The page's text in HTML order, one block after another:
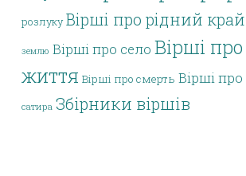
розлуку Вірші про рідний край
землю Вірші про село Вірші
життя Вірші про смерть Вірші
сатира Збірники віршів